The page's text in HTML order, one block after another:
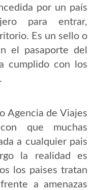
por un país
para entrar,
Es un sello o
el pasaporte del
cumplido con los
Agencia de Viajes
que muchas
a cualquier pais
la realidad es
los paises tratan
a amenazas